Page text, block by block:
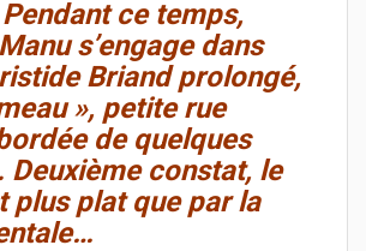
ce temps,
s’engage dans
Briand prolongé,
», petite rue
de quelques
Deuxième constat, le
plus plat que par la